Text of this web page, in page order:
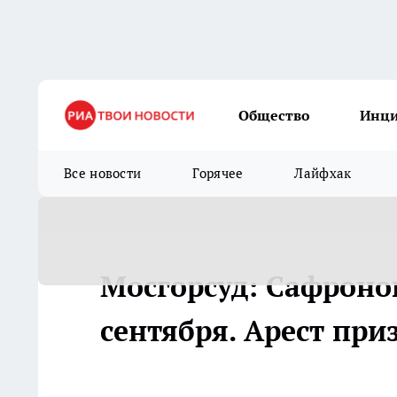
Общество
Все новости Горячее Лайфхак
Мосгорсуд:
сентября. Арест